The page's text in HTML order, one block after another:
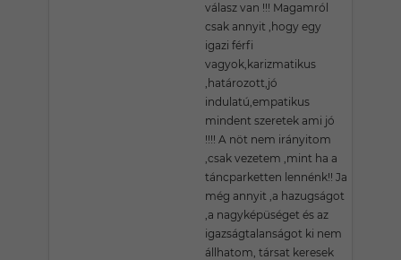
válasz van !!! Magamról
csak annyit ,hogy egy
igazi férfi
vagyok,karizmatikus
,határozott,jó
indulatú,empatikus
mindent szeretek ami jó
!!!! A nöt nem irányitom
,csak vezetem ,mint ha a
táncparketten lennénk!! Ja
még annyit ,a hazugságot
,a nagyképüséget és az
igazságtalanságot ki nem
állhatom, társat keresek